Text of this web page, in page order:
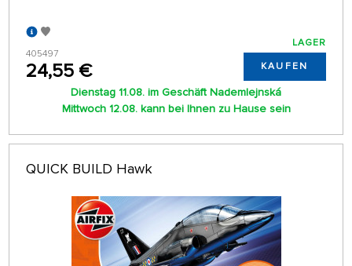
405497
24,55 €
LAGER
KAUFEN
Dienstag 11.08. im Geschäft Nademlejnská
Mittwoch 12.08. kann bei Ihnen zu Hause sein
QUICK BUILD Hawk